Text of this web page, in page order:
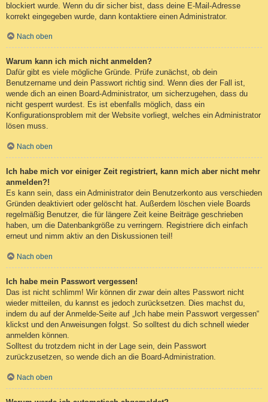
blockiert wurde. Wenn du dir sicher bist, dass deine E-Mail-Adresse
korrekt eingegeben wurde, dann kontaktiere einen Administrator.
Nach oben
Warum kann ich mich nicht anmelden?
Dafür gibt es viele mögliche Gründe. Prüfe zunächst, ob dein
Benutzername und dein Passwort richtig sind. Wenn dies der Fall ist,
wende dich an einen Board-Administrator, um sicherzugehen, dass du
nicht gesperrt wurdest. Es ist ebenfalls möglich, dass ein
Konfigurationsproblem mit der Website vorliegt, welches ein Administrator
lösen muss.
Nach oben
Ich habe mich vor einiger Zeit registriert, kann mich aber nicht mehr
anmelden?!
Es kann sein, dass ein Administrator dein Benutzerkonto aus verschieden
Gründen deaktiviert oder gelöscht hat. Außerdem löschen viele Boards
regelmäßig Benutzer, die für längere Zeit keine Beiträge geschrieben
haben, um die Datenbankgröße zu verringern. Registriere dich einfach
erneut und nimm aktiv an den Diskussionen teil!
Nach oben
Ich habe mein Passwort vergessen!
Das ist nicht schlimm! Wir können dir zwar dein altes Passwort nicht
wieder mitteilen, du kannst es jedoch zurücksetzen. Dies machst du,
indem du auf der Anmelde-Seite auf „Ich habe mein Passwort vergessen“
klickst und den Anweisungen folgst. So solltest du dich schnell wieder
anmelden können.
Solltest du trotzdem nicht in der Lage sein, dein Passwort
zurückzusetzen, so wende dich an die Board-Administration.
Nach oben